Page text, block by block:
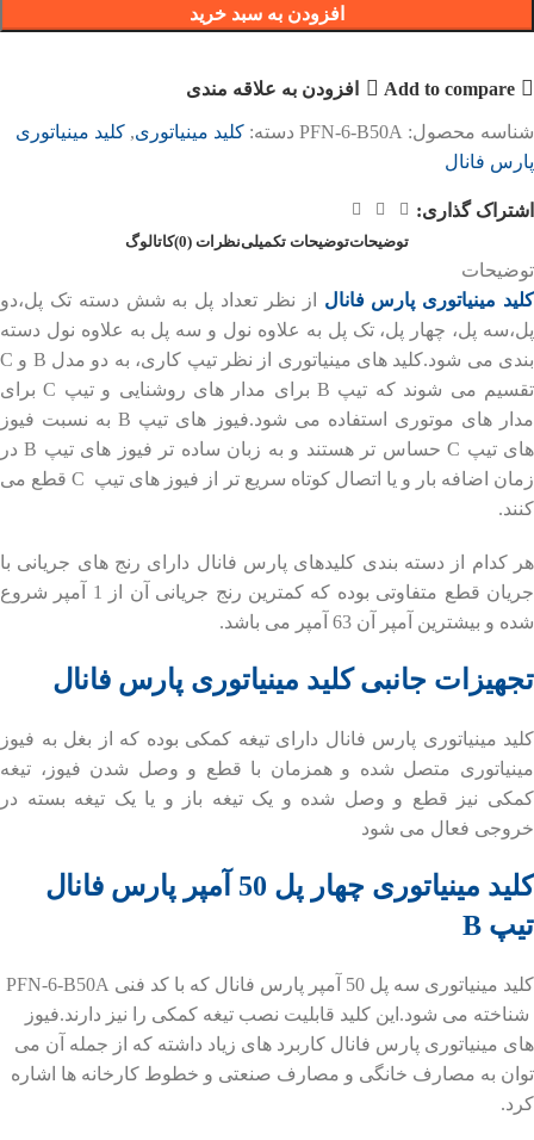
افزودن به سبد خرید
Add to compare افزودن به علاقه مندی
شناسه محصول: PFN-6-B50A دسته: کلید مینیاتوری, کلید مینیاتوری
پارس فانال
اشتراک گذاری:
توضیحاتتوضیحات تکمیلینظرات (0) کاتالوگ
توضیحات
کلید مینیاتوری پارس فانال از نظر تعداد پل به شش دسته تک پل،دو
پل،سه پل، چهار پل، تک پل به علاوه نول و سه پل به علاوه نول دسته
بندی می شود.کلید های مینیاتوری از نظر تیپ کاری، به دو مدل B و C
تقسیم می شوند که تیپ B برای مدار های روشنایی و تیپ C برای
مدار های موتوری استفاده می شود.فیوز های تیپ B به نسبت فیوز
های تیپ C حساس تر هستند و به زبان ساده تر فیوز های تیپ B در
زمان اضافه بار و یا اتصال کوتاه سریع تر از فیوز های تیپ C قطع می
کنند.
هر کدام از دسته بندی کلیدهای پارس فانال دارای رنج های جریانی با
جریان قطع متفاوتی بوده که کمترین رنج جریانی آن از 1 آمپر شروع
شده و بیشترین آمپر آن 63 آمپر می باشد.
تجهیزات جانبی کلید مینیاتوری پارس فانال
کلید مینیاتوری پارس فانال دارای تیغه کمکی بوده که از بغل به فیوز
مینیاتوری متصل شده و همزمان با قطع و وصل شدن فیوز، تیغه
کمکی نیز قطع و وصل شده و یک تیغه باز و یا یک تیغه بسته در
خروجی فعال می شود
کلید مینیاتوری چهار پل 50 آمپر پارس فانال
تیپ B
کلید مینیاتوری سه پل 50 آمپر پارس فانال که با کد فنی PFN-6-B50A
شناخته می شود.این کلید قابلیت نصب تیغه کمکی را نیز دارند.فیوز
های مینیاتوری پارس فانال کاربرد های زیاد داشته که از جمله آن می
توان به مصارف خانگی و مصارف صنعتی و خطوط کارخانه ها اشاره
کرد.